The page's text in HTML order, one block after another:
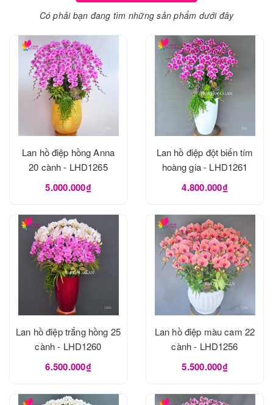
Có phải bạn đang tìm những sản phẩm dưới đây
Lan hồ điệp hồng Anna
20 cành - LHD1265
5.000.000₫
Lan hồ điệp đột biến tím
hoàng gia - LHD1261
4.800.000₫
Lan hồ điệp trắng hồng 25
cành - LHD1260
6.500.000₫
Lan hồ điệp màu cam 22
cành - LHD1256
5.500.000₫